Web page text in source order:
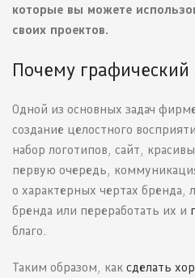
которые вы можете
своих проектов.
Почему
Одной из основных задач
создание целостного
набор логотипов, сайт,
первую очередь,
о характерных чертах бренда,
бренда или переработать их и
благо.
Таким образом, как сделать